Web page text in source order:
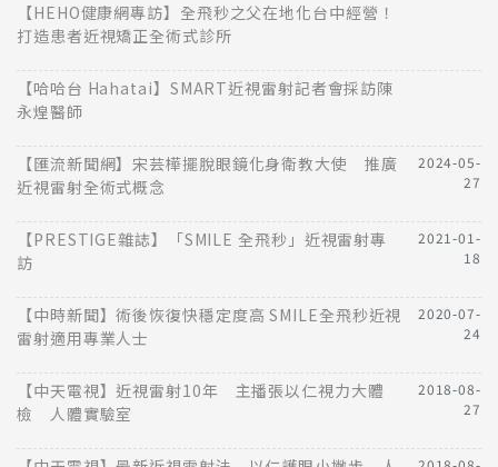
【HEHO健康網專訪】全飛秒之父在地化台中經營！
打造患者近視矯正全術式診所
【哈哈台 Hahatai】SMART近視雷射記者會採訪陳
永煌醫師
【匯流新聞網】宋芸樺擺脫眼鏡化身衛教大使 推廣
近視雷射全術式概念
2024-05-
27
【PRESTIGE雜誌】「SMILE 全飛秒」近視雷射專
訪
2021-01-
18
【中時新聞】術後恢復快穩定度高 SMILE全飛秒近視
雷射適用專業人士
2020-07-
24
【中天電視】近視雷射10年 主播張以仁視力大體
檢 人體實驗室
2018-08-
27